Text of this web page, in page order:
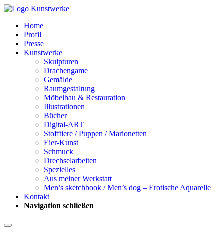
Home
Profil
Presse
Kunstwerke
Skulpturen
Drachengame
Gemälde
Raumgestaltung
Möbelbau & Restauration
Illustrationen
Bücher
Digital-ART
Stofftiere / Puppen / Marionetten
Eier-Kunst
Schmuck
Drechselarbeiten
Spezielles
Aus meiner Werkstatt
Men’s sketchbook / Men’s dog – Erotische Aquarelle
Kontakt
Navigation schließen